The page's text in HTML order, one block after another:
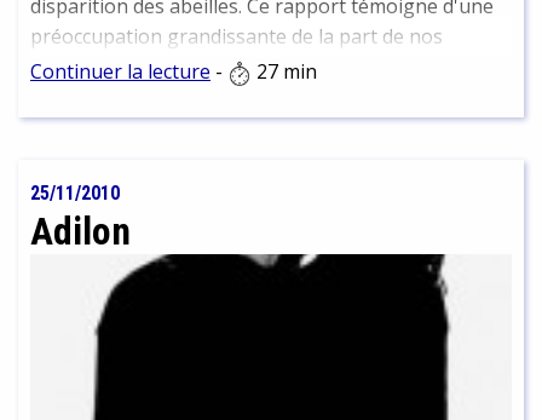
disparition des abeilles. Ce rapport témoigne d'une
préoccupation grandissante de la part de nos
institutions gouvernantes pour un problème aux
l'imagine en général. La disparition des abeilles
Continuer la lecture - 27 min
25/11/2010
Adilon